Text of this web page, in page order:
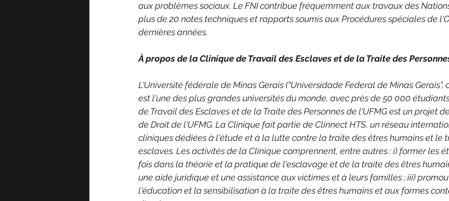
aux problèmes sociaux. Le FNI contribue fréquemment aux travaux des
plus de 20 notes techniques et rapports soumis aux Procédures spéciales de
dernières années.
À propos de la Clinique de Travail des Esclaves et de la Traite des
L'Université fédérale de Minas Gerais ("Universidade Federal de Minas Gerais",
est l'une des plus grandes universités du monde, avec près de 50 000
de Travail des Esclaves et de la Traite des Personnes de l'UFMG est un projet
de Droit de l'UFMG. La Clinique fait partie de Clinnect HTS, un réseau
cliniques dédiées à l'étude et à la lutte contre la traite des êtres humains et le
esclaves. Les activités de la Clinique comprennent, entre autres : i) former les
fois dans la théorie et la pratique de l'esclavage et de la traite des êtres
une aide juridique et une assistance aux victimes et à leurs familles ; iii)
l'éducation et la sensibilisation à la traite des êtres humains et aux formes